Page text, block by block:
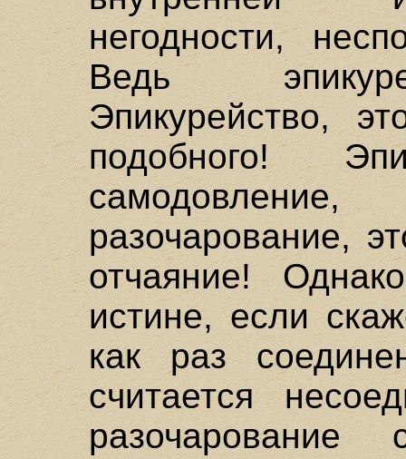
негодности,
Ведь
Эпикурейство,
подобного!
разочарование,
отчаяние!
истине, если
как раз
считается